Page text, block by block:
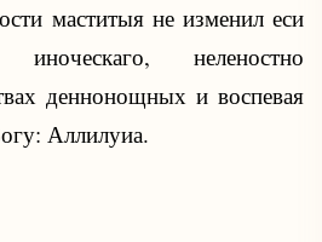
маститыя не изменил еси
неленостно
деннонощных и воспевая
Аллилуиа.